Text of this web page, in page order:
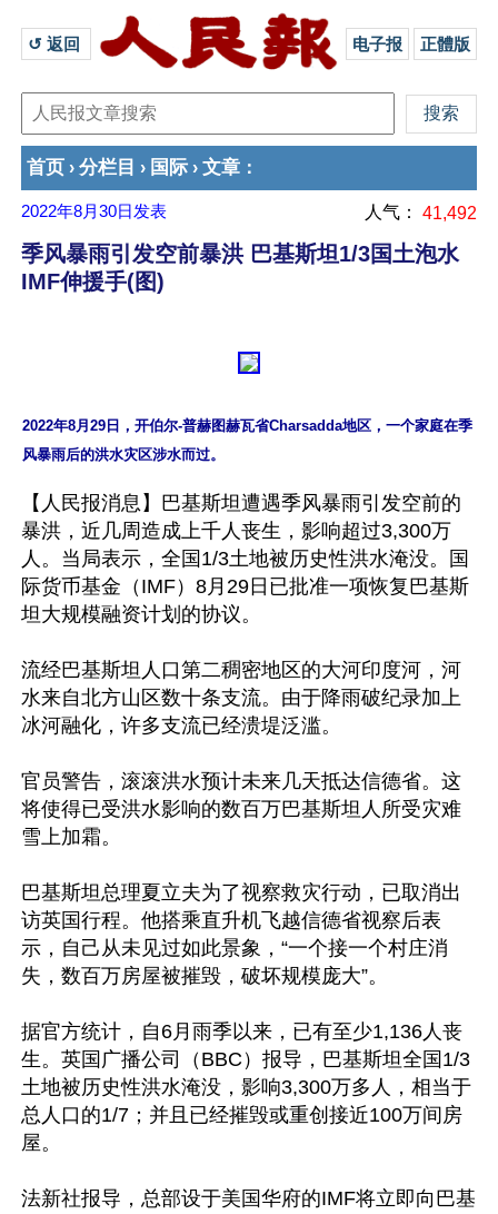
↺ 返回 电子报 正體版
首页 › 分栏目 › 国际 › 文章 ：
2022年8月30日 发表 人气： 41,492
季风暴雨引发空前暴洪 巴基斯坦1/3国土泡水
IMF伸援手(图)
2022年8月29日，开伯尔-普赫图赫瓦省Charsadda地区，一个家庭在季
【人民报消息】巴基斯坦遭遇季风暴雨引发空前的
暴洪，近几周造成上千人丧生，影响超过3,300万
人。当局表示，全国1/3土地被历史性洪水淹没。国
际货币基金（IMF）8月29日已批准一项恢复巴基斯
坦大规模融资计划的协议。
流经巴基斯坦人口第二稠密地区的大河印度河，河
水来自北方山区数十条支流。由于降雨破纪录加上
冰河融化，许多支流已经溃堤泛滥。
官员警告，滚滚洪水预计未来几天抵达信德省。这
将使得已受洪水影响的数百万巴基斯坦人所受灾难
雪上加霜。
巴基斯坦总理夏立夫为了视察救灾行动，已取消出
访英国行程。他搭乘直升机飞越信德省视察后表
示，自己从未见过如此景象，“一个接一个村庄消
失，数百万房屋被摧毁，破坏规模庞大”。
据官方统计，自6月雨季以来，已有至少1,136人丧
生。英国广播公司（BBC）报导，巴基斯坦全国1/3
土地被历史性洪水淹没，影响3,300万多人，相当于
总人口的1/7；并且已经摧毁或重创接近100万间房
屋。
法新社报导，总部设于美国华府的IMF将立即向巴基